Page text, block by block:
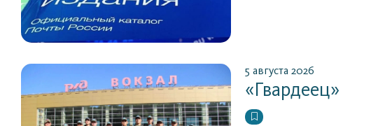
5 августа 2026
«Гвардеец»